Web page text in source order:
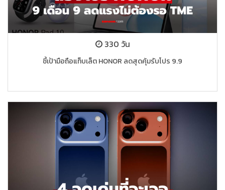
330 วัน
ชี้เป้ามือถือแท็บเล็ต HONOR ลดสุดคุ้มรับโปร 9.9